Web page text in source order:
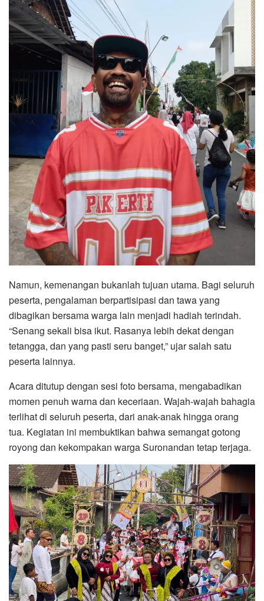
Namun, kemenangan bukanlah tujuan utama. Bagi seluruh
peserta, pengalaman berpartisipasi dan tawa yang
dibagikan bersama warga lain menjadi hadiah terindah.
“Senang sekali bisa ikut. Rasanya lebih dekat dengan
tetangga, dan yang pasti seru banget,” ujar salah satu
peserta lainnya.
Acara ditutup dengan sesi foto bersama, mengabadikan
momen penuh warna dan keceriaan. Wajah-wajah bahagia
terlihat di seluruh peserta, dari anak-anak hingga orang
tua. Kegiatan ini membuktikan bahwa semangat gotong
royong dan kekompakan warga Suronandan tetap terjaga.